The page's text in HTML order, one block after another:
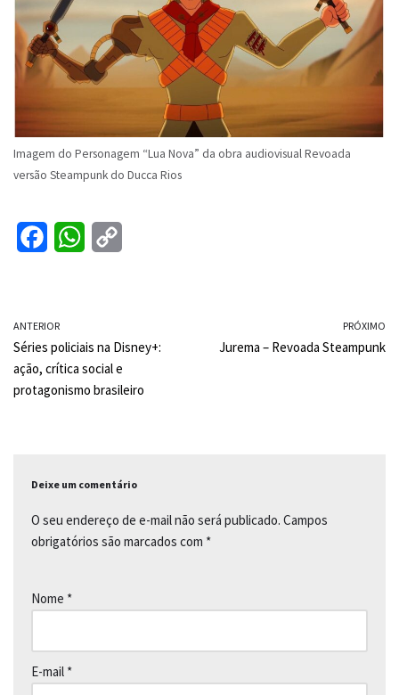
Imagem do Personagem “Lua Nova” da obra audiovisual Revoada
versão Steampunk do Ducca Rios
e
b
o
A
i
ANTERIOR
Séries policiais na Disney+:
ação, crítica social e
protagonismo brasileiro
PRÓXIMO
Jurema – Revoada Steampunk
Deixe um comentário
O seu endereço de e-mail não será publicado. Campos
obrigatórios são marcados com *
Nome *
E-mail *